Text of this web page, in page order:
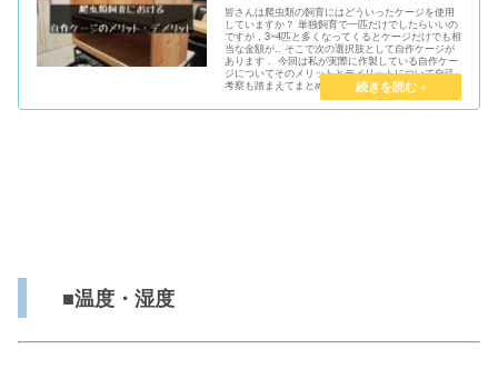
皆さんは爬虫類の飼育にはどういったケージを使用
していますか？ 単独飼育で一匹だけでしたらいいの
ですが，3~4匹と多くなってくるとケージだけでも相
当な金額が.. そこで次の選択肢として自作ケージが
あります． 今回は私が実際に作製している自作ケー
ジについてそのメリットとデメリットについて自己
考察も踏まえてまとめていきます．
■温度・湿度